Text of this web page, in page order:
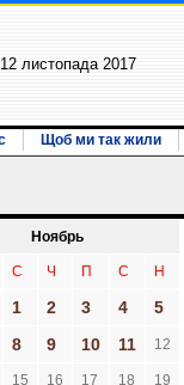
12 листопада 2017
Щоб ми так жили
Ноябрь
С Ч П С Н
1 2 3 4
5
8 9 10 11 12
15 16 17 18 19